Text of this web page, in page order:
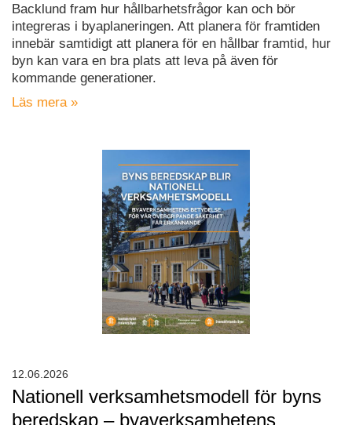
Backlund fram hur hållbarhetsfrågor kan och bör
integreras i byaplaneringen. Att planera för framtiden
innebär samtidigt att planera för en hållbar framtid, hur
byn kan vara en bra plats att leva på även för
kommande generationer.
Läs mera »
Nationell verksamhetsmodell för byns
beredskap – byaverksamhetens
12.06.2026